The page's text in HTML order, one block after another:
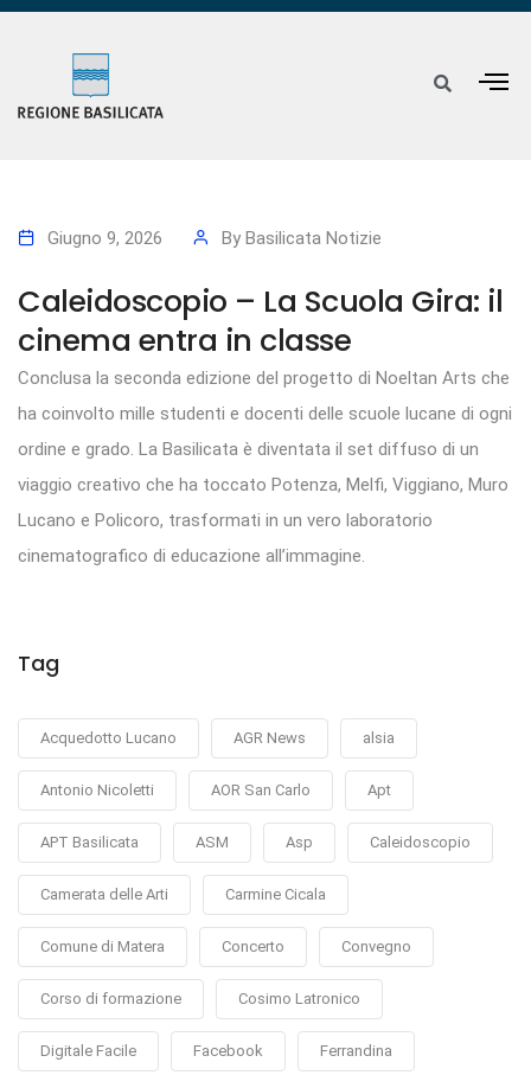
Giugno 9, 2026 By Basilicata Notizie
Caleidoscopio – La Scuola Gira: il
cinema entra in classe
Conclusa la seconda edizione del progetto di Noeltan Arts che
ha coinvolto mille studenti e docenti delle scuole lucane di ogni
ordine e grado. La Basilicata è diventata il set diffuso di un
viaggio creativo che ha toccato Potenza, Melfi, Viggiano, Muro
Lucano e Policoro, trasformati in un vero laboratorio
cinematografico di educazione all’immagine.
Tag
Acquedotto Lucano AGR News alsia
Antonio Nicoletti AOR San Carlo Apt
APT Basilicata ASM Asp Caleidoscopio
Camerata delle Arti Carmine Cicala
Comune di Matera Concerto Convegno
Corso di formazione Cosimo Latronico
Digitale Facile Facebook Ferrandina